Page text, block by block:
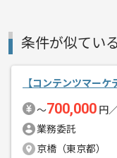
条件が似てい
【コンテンツマー
〜700,000 円
業務委託
京橋（東京都）